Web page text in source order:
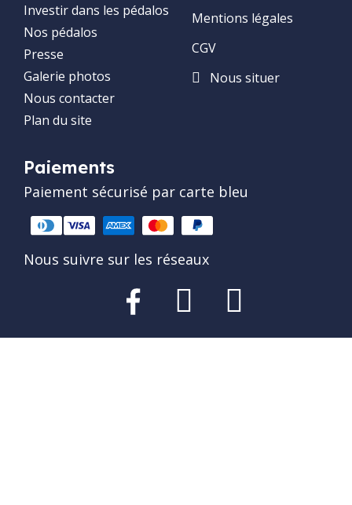
Investir dans les pédalos
Nos pédalos
Presse
Galerie photos
Nous contacter
Plan du site
Mentions légales
CGV
Nous situer
Paiements
Paiement sécurisé par carte bleu
Nous suivre sur les réseaux